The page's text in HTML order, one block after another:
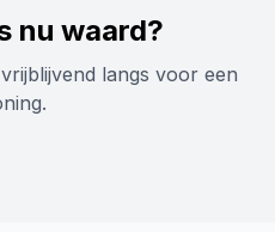
nu waard?
langs voor een